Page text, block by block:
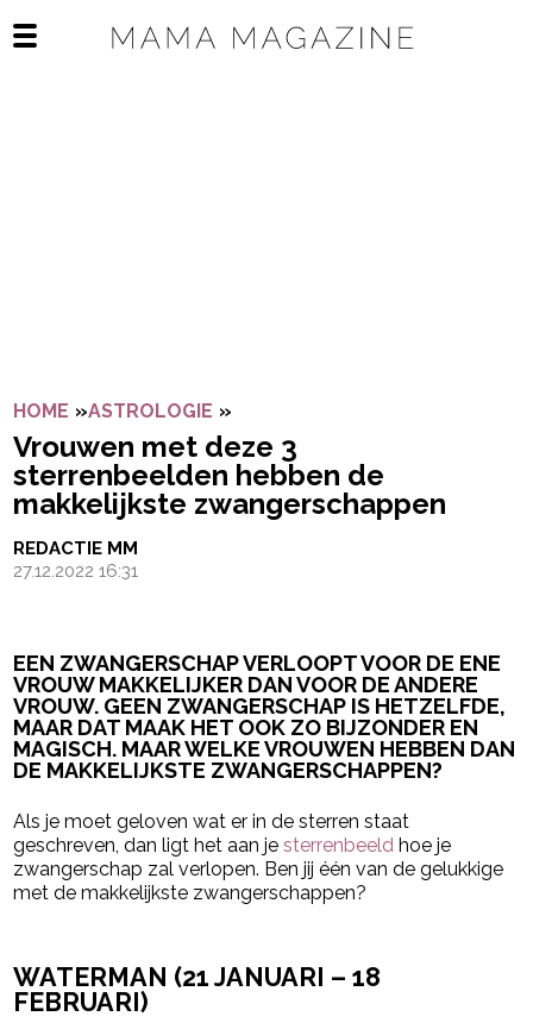
Open het mobiele menu
HOME »ASTROLOGIE »
Vrouwen met deze 3
sterrenbeelden hebben de
makkelijkste zwangerschappen
REDACTIE MM
27.12.2022 16:31
EEN ZWANGERSCHAP VERLOOPT VOOR DE ENE
VROUW MAKKELIJKER DAN VOOR DE ANDERE
VROUW. GEEN ZWANGERSCHAP IS HETZELFDE,
MAAR DAT MAAK HET OOK ZO BIJZONDER EN
MAGISCH. MAAR WELKE VROUWEN HEBBEN DAN
DE MAKKELIJKSTE ZWANGERSCHAPPEN?
Als je moet geloven wat er in de sterren staat
geschreven, dan ligt het aan jesterrenbeeld hoe je
zwangerschap zal verlopen. Ben jij één van de gelukkige
met de makkelijkste zwangerschappen?
WATERMAN (21 JANUARI – 18
FEBRUARI)